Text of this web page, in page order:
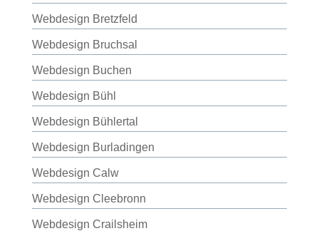
Webdesign Bretzfeld
Webdesign Bruchsal
Webdesign Buchen
Webdesign Bühl
Webdesign Bühlertal
Webdesign Burladingen
Webdesign Calw
Webdesign Cleebronn
Webdesign Crailsheim